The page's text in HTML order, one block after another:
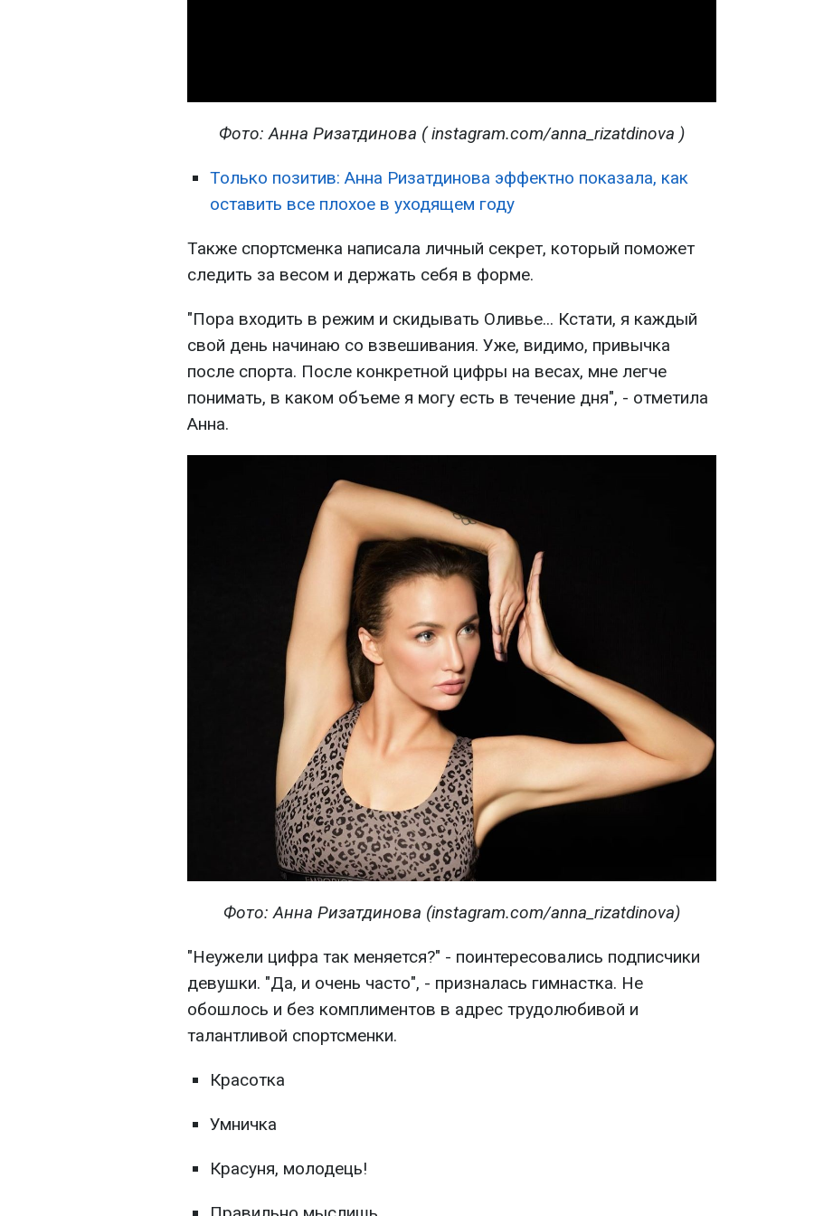
Фото: Анна Ризатдинова ( instagram.com/anna_rizatdinova )
Только позитив: Анна Ризатдинова эффектно показала, как
оставить все плохое в уходящем году
Также спортсменка написала личный секрет, который поможет
следить за весом и держать себя в форме.
"Пора входить в режим и скидывать Оливье... Кстати, я каждый
свой день начинаю со взвешивания. Уже, видимо, привычка
после спорта. После конкретной цифры на весах, мне легче
понимать, в каком объеме я могу есть в течение дня", - отметила
Анна.
Фото: Анна Ризатдинова (instagram.com/anna_rizatdinova)
"Неужели цифра так меняется?" - поинтересовались подписчики
девушки. "Да, и очень часто", - призналась гимнастка. Не
обошлось и без комплиментов в адрес трудолюбивой и
талантливой спортсменки.
Красотка
Умничка
Красуня, молодець!